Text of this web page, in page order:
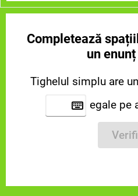
Completează
un
Tighelul simplu are
egale pe